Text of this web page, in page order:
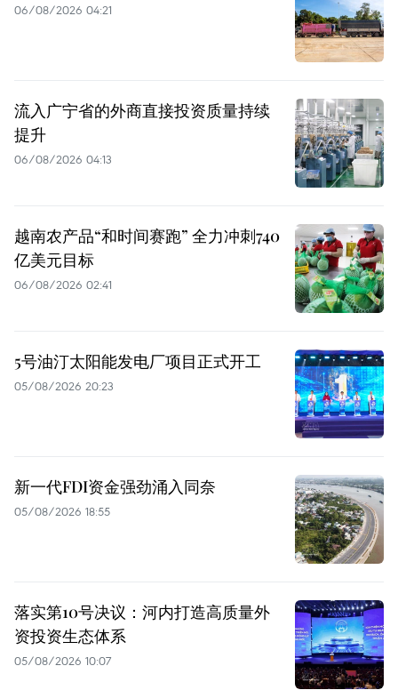
06/08/2026 04:21
流入广宁省的外商直接投资质量持续
提升
06/08/2026 04:13
越南农产品“和时间赛跑” 全力冲刺740
亿美元目标
06/08/2026 02:41
5号油汀太阳能发电厂项目正式开工
05/08/2026 20:23
新一代FDI资金强劲涌入同奈
05/08/2026 18:55
落实第10号决议：河内打造高质量外
资投资生态体系
05/08/2026 10:07